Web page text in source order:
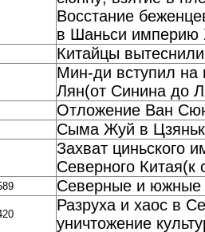
Восстание
в Шаньси империю
Китайцы
Мин-ди вступил на
Лян(от Синина до
Отложение Ван
Сыма Жуй в
Захват циньского
Северного Китая(к
Северные и южные
Разруха и хаос в
уничтожение